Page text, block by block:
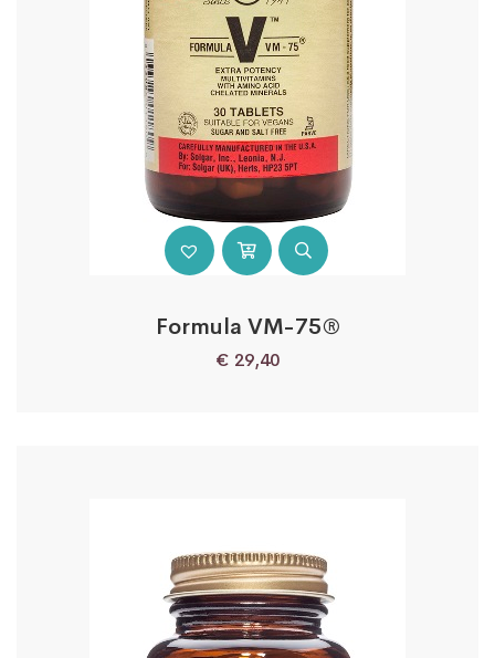
Formula VM-75®
€ 29,40